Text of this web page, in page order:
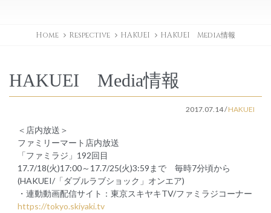
Home Respective HAKUEI HAKUEI Media情報
HAKUEI Media情報
2017.07.14/HAKUEI
＜店内放送＞
ファミリーマート店内放送
「ファミラジ」192回目
17.7/18(火)17:00～17.7/25(火)3:59まで 毎時7分頃から
(HAKUEI/「ダブルラブショック」オンエア)
・連動動画配信サイト：東京スキヤキTV/ファミラジコーナー
https://tokyo.skiyaki.tv